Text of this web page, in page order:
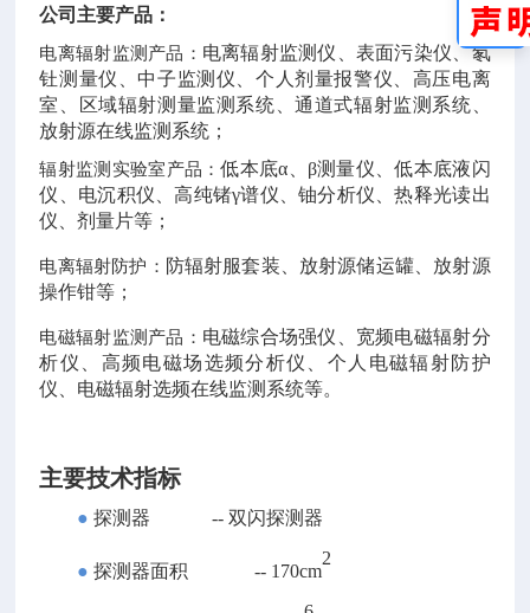
公司主要产品：
电离辐射监测产品： 电离辐射监测仪、表面污染仪、氡
钍测量仪、中子监测仪、个人剂量报警仪、高压电离
室、区域辐射测量监测系统、通道式辐射监测系统、
放射源在线监测系统；
辐射监测实验室产品：低本底α、β测量仪、低本底液闪
仪、电沉积仪、高纯锗γ谱仪、铀分析仪、热释光读出
仪、剂量片等；
电离辐射防护： 防辐射服套装、放射源储运罐、放射源
操作钳等；
电磁辐射监测产品： 电磁综合场强仪、宽频电磁辐射分
析仪、高频电磁场选频分析仪、个人电磁辐射防护
仪、电磁辐射选频在线监测系统等。
主要技术指标
●探测器 -- 双闪探测器
●探测器面积 -- 170cm
2